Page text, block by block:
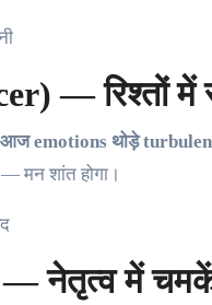
— रिश्तों में
emotions थोड़े
मन शांत होगा।
— नेतृत्व में